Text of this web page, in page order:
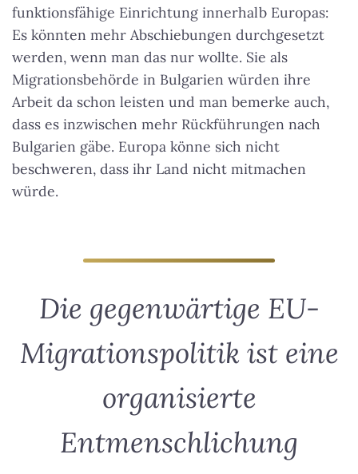
funktionsfähige Einrichtung innerhalb Europas:
Es könnten mehr Abschiebungen durchgesetzt
werden, wenn man das nur wollte. Sie als
Migrationsbehörde in Bulgarien würden ihre
Arbeit da schon leisten und man bemerke auch,
dass es inzwischen mehr Rückführungen nach
Bulgarien gäbe. Europa könne sich nicht
beschweren, dass ihr Land nicht mitmachen
würde.
Die gegenwärtige EU-
Migrationspolitik ist eine
organisierte
Entmenschlichung